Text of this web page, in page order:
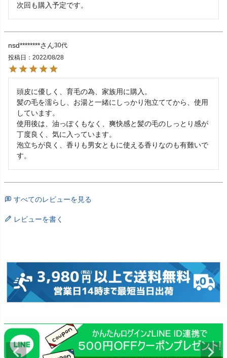
次回も購入予定です。
nsd********
30代
投稿日
2022/08/28
頭皮に優しく、育毛の為、家族用に購入。
髪の毛を濡らし、お湯と一緒にしっかり泡立ててから、使用
しています。
使用後は、油っぽくもなく、爽快感と髪の毛のしっとり感が
丁度良く、気に入っています。
泡立ちが良く、香りも男女ともに使える香りなのも有難いで
す。
すべてのレビューを見る
レビューを書く